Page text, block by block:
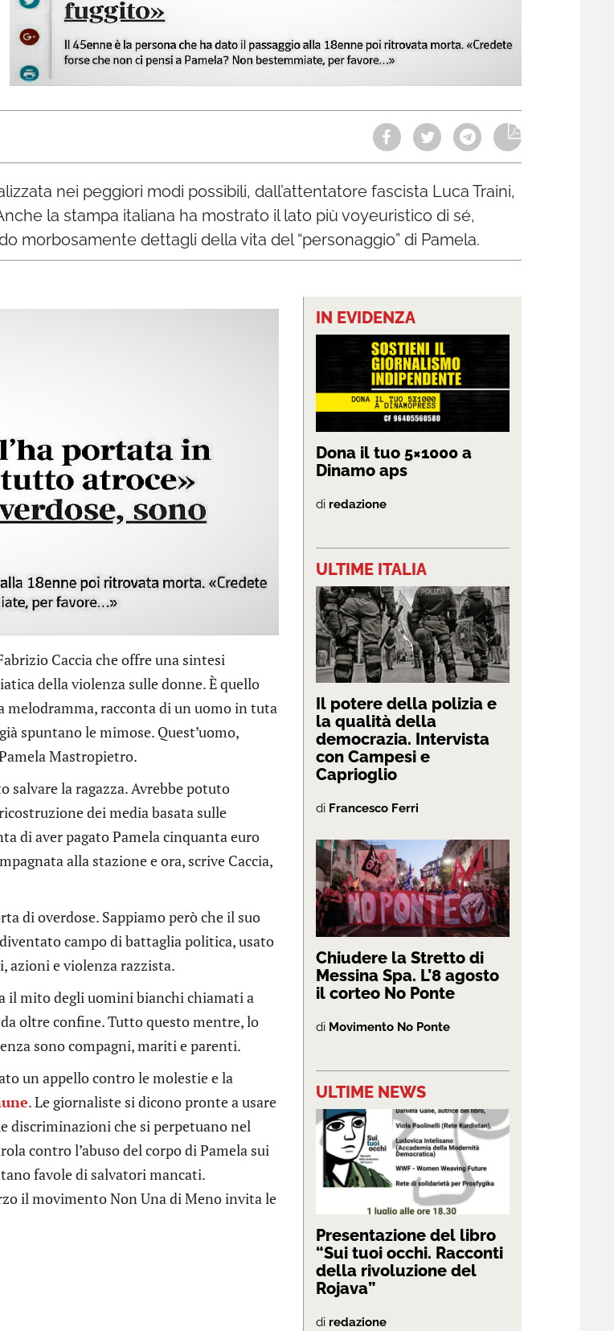
nei peggiori modi possibili, dall’attentatore fascista Luca Traini,
la stampa italiana ha mostrato il lato più voyeuristico di sé,
morbosamente dettagli della vita del “personaggio” di Pamela.
Caccia che offre una sintesi
della violenza sulle donne. È quello
melodramma, racconta di un uomo in tuta
spuntano le mimose. Quest’uomo,
Mastropietro.
la ragazza. Avrebbe potuto
dei media basata sulle
di aver pagato Pamela cinquanta euro
alla stazione e ora, scrive Caccia,
di overdose. Sappiamo però che il suo
campo di battaglia politica, usato
azioni e violenza razzista.
il mito degli uomini bianchi chiamati a
oltre confine. Tutto questo mentre, lo
sono compagni, mariti e parenti.
un appello contro le molestie e la
. Le giornaliste si dicono pronte a usare
discriminazioni che si perpetuano nel
contro l’abuso del corpo di Pamela sui
favole di salvatori mancati.
il movimento Non Una di Meno invita le
IN EVIDENZA
Dona il tuo 5×1000 a
Dinamo aps
di redazione
ULTIME ITALIA
Il potere della polizia e
la qualità della
democrazia. Intervista
con Campesi e
Caprioglio
di Francesco Ferri
Chiudere la Stretto di
Messina Spa. L’8 agosto
il corteo No Ponte
di Movimento No Ponte
ULTIME NEWS
Presentazione del libro
“Sui tuoi occhi. Racconti
della rivoluzione del
Rojava”
di redazione